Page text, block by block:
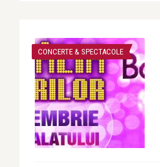
CONCERTE & SPECTACOLE